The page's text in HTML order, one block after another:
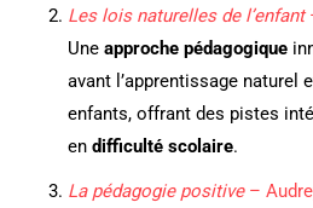
Les lois naturelles de l’enfant
Une approche pédagogique
avant l’apprentissage naturel
enfants, offrant des pistes
en difficulté scolaire.
La pédagogie positive–